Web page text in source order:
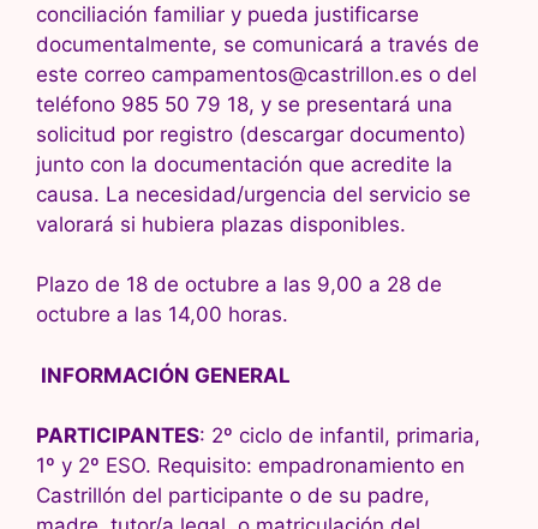
conciliación familiar y pueda justificarse
documentalmente, se comunicará a través de
este correo campamentos@castrillon.es o del
teléfono 985 50 79 18, y se presentará una
solicitud por registro (descargar documento)
junto con la documentación que acredite la
causa. La necesidad/urgencia del servicio se
valorará si hubiera plazas disponibles.
Plazo de 18 de octubre a las 9,00 a 28 de
octubre a las 14,00 horas.
INFORMACIÓN GENERAL
PARTICIPANTES: 2º ciclo de infantil, primaria,
1º y 2º ESO. Requisito: empadronamiento en
Castrillón del participante o de su padre,